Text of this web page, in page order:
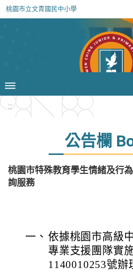
桃園市立文青國民中小學
:::
公告欄
桃園市特殊教育學生情緒及行
詢服務
一、 依據桃園市高級
專業支援團隊實
1140010253號辦